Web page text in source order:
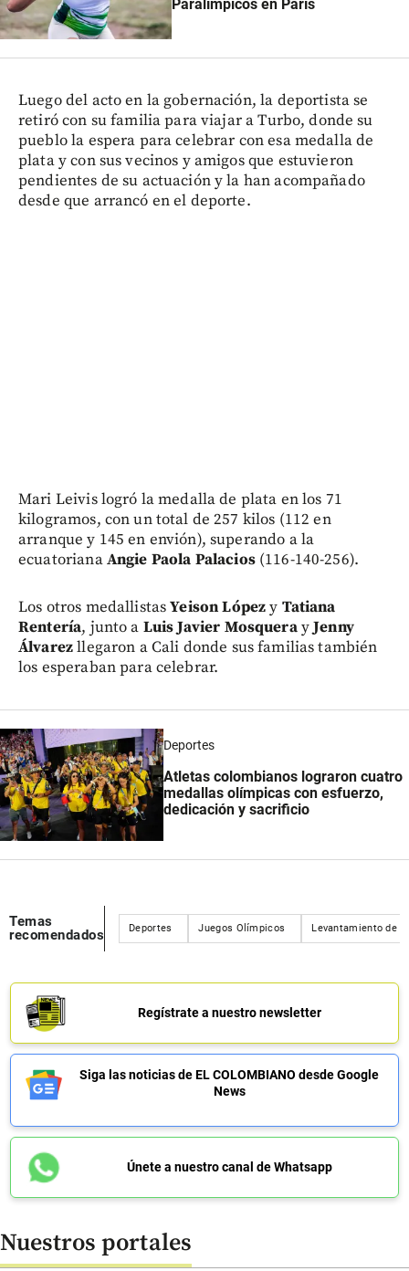
Paralímpicos en París
Luego del acto en la gobernación, la deportista se
retiró con su familia para viajar a Turbo, donde su
pueblo la espera para celebrar con esa medalla de
plata y con sus vecinos y amigos que estuvieron
pendientes de su actuación y la han acompañado
desde que arrancó en el deporte.
Mari Leivis logró la medalla de plata en los 71
kilogramos, con un total de 257 kilos (112 en
arranque y 145 en envión), superando a la
ecuatorianaAngie Paola Palacios (116-140-256).
Los otros medallistasYeison Lópezy Tatiana
Rentería, junto a Luis Javier MosquerayJenny
Álvarezllegaron a Cali donde sus familias también
los esperaban para celebrar.
Deportes
Atletas colombianos lograron cuatro
medallas olímpicas con esfuerzo,
dedicación y sacrificio
Temas
recomendados
Deportes Juegos Olímpicos Levantamiento de
Regístrate a nuestro newsletter
Siga las noticias de EL COLOMBIANO desde Google
News
Únete a nuestro canal de Whatsapp
Nuestros portales